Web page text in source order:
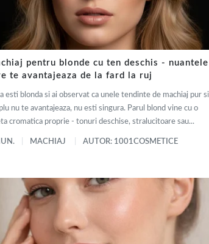
pentru blonde cu ten deschis - nuantele
te avantajeaza de la fard la ruj
esti blonda si ai observat ca unele tendinte de machiaj pur si
nu te avantajeaza, nu esti singura. Parul blond vine cu o
cromatica proprie - tonuri deschise, stralucitoare sau...
MACHIAJ AUTOR: 1001COSMETICE